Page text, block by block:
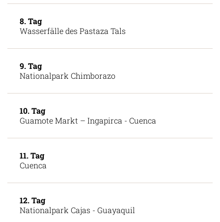
Nationalpark Cotopaxi
Wasserfälle des Pastaza Tals
Nationalpark Chimborazo
Guamote Markt – Ingapirca - Cuenca
Cuenca